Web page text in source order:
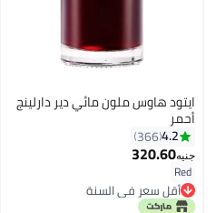
7
ايتود هاوس ملون مائي دير دارلينج
أحمر
4.2
366
جنيه320.60
Red
أقل سعر في السنة
أقل سعر في السنة